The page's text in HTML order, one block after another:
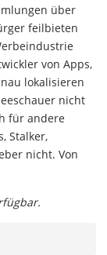
über
feilbieten
von Apps,
lokalisieren
nicht
für andere
Stalker,
nicht. Von